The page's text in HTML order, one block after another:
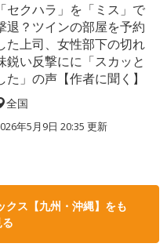
「セクハラ」を「ミス」で
退？ツインの部屋を予約
た上司、女性部下の切れ
鋭い反撃にに「スカッと
た」の声【作者に聞く】
全国
年5月9日 20:35 更新
クス【九州・沖縄】をも